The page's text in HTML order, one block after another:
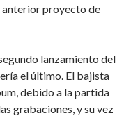
proyecto de
lanzamiento del
el último. El bajista
debido a la partida
grabaciones, y su vez